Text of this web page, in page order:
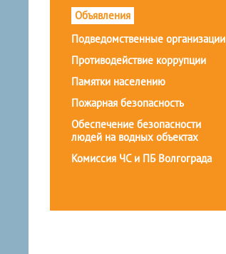
Объявления
Подведомственные организации
Противодействие коррупции
Памятки населению
Пожарная безопасность
Обеспечение безопасности
людей на водных объектах
Комиссия ЧС и ПБ Волгограда